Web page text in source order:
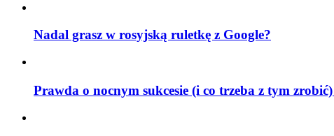
Nadal grasz w rosyjską ruletkę z Google?
Prawda o nocnym sukcesie (i co trzeba z tym zrobić)